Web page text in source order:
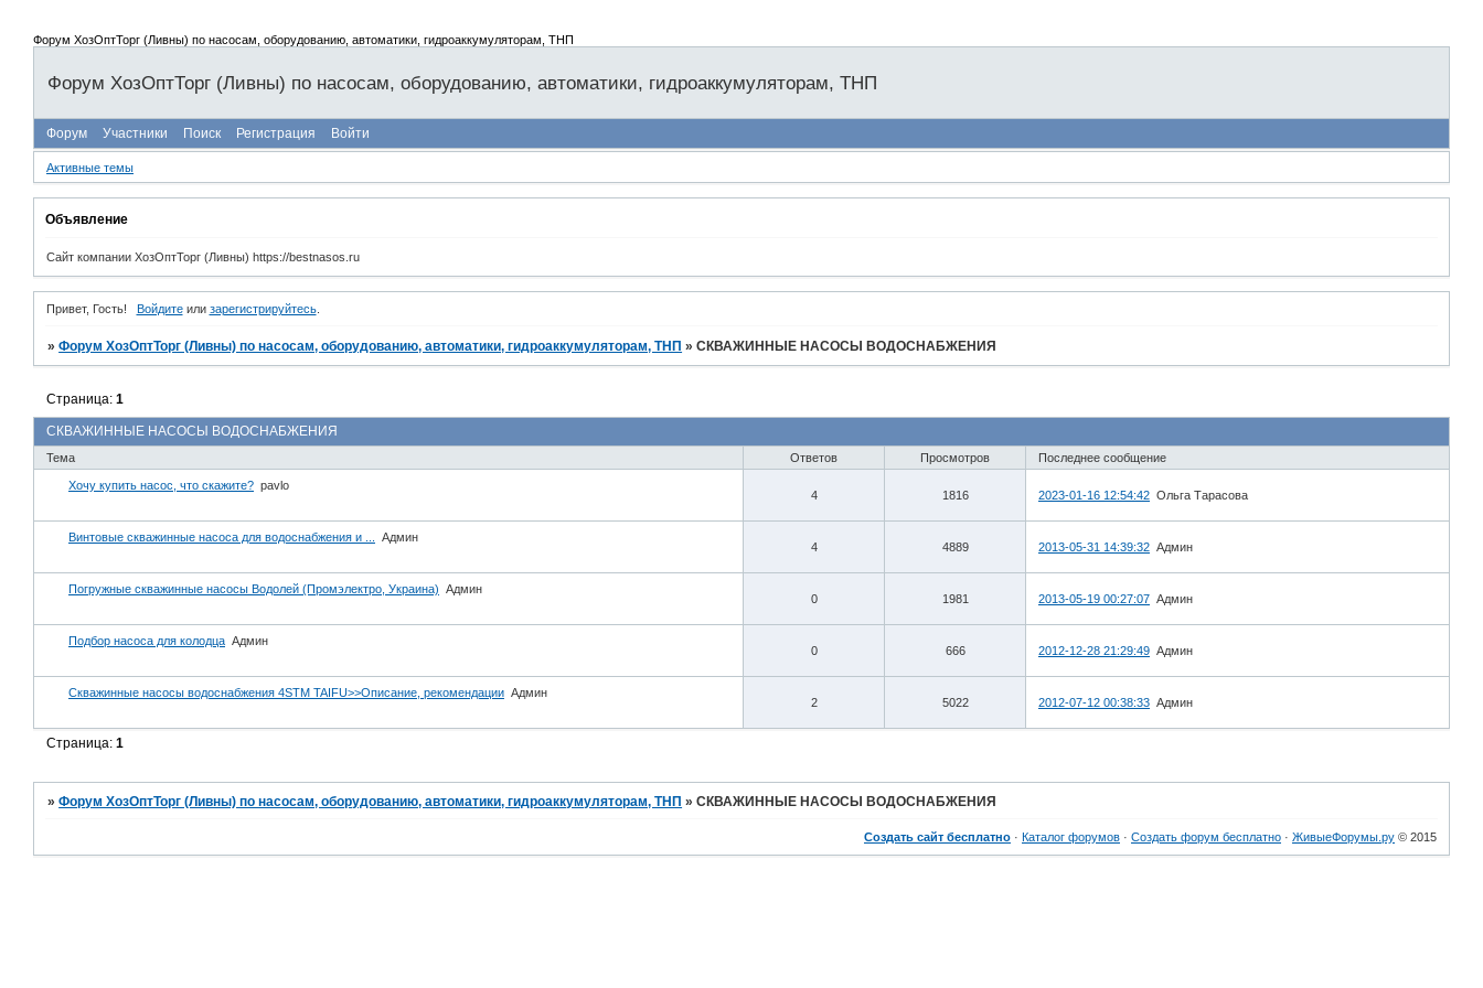
Форум ХозОптТорг (Ливны) по насосам, оборудованию, автоматики, гидроаккумуляторам, ТНП
Форум ХозОптТорг (Ливны) по насосам, оборудованию, автоматики, гидроаккумуляторам, ТНП
Форум Участники Поиск Регистрация Войти
Активные темы
Объявление
Сайт компании ХозОптТорг (Ливны) https://bestnasos.ru
Привет, Гость! Войдитеили зарегистрируйтесь.
»Форум ХозОптТорг (Ливны) по насосам, оборудованию, автоматики, гидроаккумуляторам, ТНП »СКВАЖИННЫЕ НАСОСЫ ВОДОСНАБЖЕНИЯ
СКВАЖИННЫЕ НАСОСЫ ВОДОСНАБЖЕНИЯ
Страница:1
Тема Ответов Просмотров Последнее сообщение
Хочу купить насос, что скажите? pavlo
4 1816 2023-01-16 12:54:42 Ольга Тарасова
Винтовые скважинные насоса для водоснабжения и ... Админ
4 4889 2013-05-31 14:39:32 Админ
Погружные скважинные насосы Водолей (Промэлектро, Украина) Админ
0 1981 2013-05-19 00:27:07 Админ
Подбор насоса для колодца Админ
0 666 2012-12-28 21:29:49 Админ
Скважинные насосы водоснабжения 4STM TAIFU>>Описание, рекомендации Админ
2 5022 2012-07-12 00:38:33 Админ
Страница:1
»Форум ХозОптТорг (Ливны) по насосам, оборудованию, автоматики, гидроаккумуляторам, ТНП »СКВАЖИННЫЕ НАСОСЫ ВОДОСНАБЖЕНИЯ
Создать сайт бесплатно · Каталог форумов · Создать форум бесплатно · ЖивыеФорумы.ру © 2015